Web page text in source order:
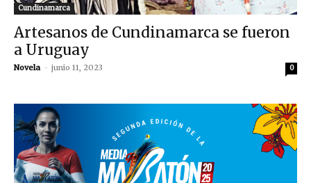
Cundinamarca
Artesanos de Cundinamarca se fueron
a Uruguay
Novela - junio 11, 2023 0